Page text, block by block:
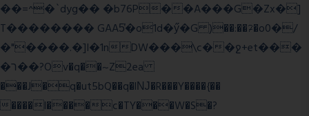
��=^�`dyg�� �b76P��A���G�Zx�]
T�������� GAA5̔�o1d�ӳ�G )��:��ℱ�o0�/
�"����.�]I�1nDW���\c��ջ+et���
�ר��?Ov�q��~Z2ea
���J�q�ut5bQ��q�lǊ�R���Y����{��
����l����c�TY���W�S�?